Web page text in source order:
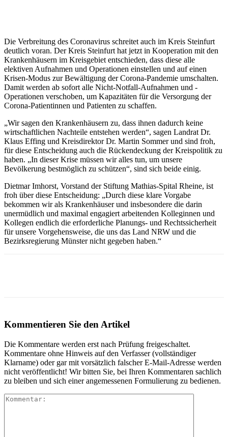
Die Verbreitung des Coronavirus schreitet auch im Kreis Steinfurt
deutlich voran. Der Kreis Steinfurt hat jetzt in Kooperation mit den
Krankenhäusern im Kreisgebiet entschieden, dass diese alle
elektiven Aufnahmen und Operationen einstellen und auf einen
Krisen-Modus zur Bewältigung der Corona-Pandemie umschalten.
Damit werden ab sofort alle Nicht-Notfall-Aufnahmen und -
Operationen verschoben, um Kapazitäten für die Versorgung der
Corona-Patientinnen und Patienten zu schaffen.
„Wir sagen den Krankenhäusern zu, dass ihnen dadurch keine
wirtschaftlichen Nachteile entstehen werden“, sagen Landrat Dr.
Klaus Effing und Kreisdirektor Dr. Martin Sommer und sind froh,
für diese Entscheidung auch die Rückendeckung der Kreispolitik zu
haben. „In dieser Krise müssen wir alles tun, um unsere
Bevölkerung bestmöglich zu schützen“, sind sich beide einig.
Dietmar Imhorst, Vorstand der Stiftung Mathias-Spital Rheine, ist
froh über diese Entscheidung: „Durch diese klare Vorgabe
bekommen wir als Krankenhäuser und insbesondere die darin
unermüdlich und maximal engagiert arbeitenden Kolleginnen und
Kollegen endlich die erforderliche Planungs- und Rechtssicherheit
für unsere Vorgehensweise, die uns das Land NRW und die
Bezirksregierung Münster nicht gegeben haben.“
Kommentieren Sie den Artikel
Die Kommentare werden erst nach Prüfung freigeschaltet.
Kommentare ohne Hinweis auf den Verfasser (vollständiger
Klarname) oder gar mit vorsätzlich falscher E-Mail-Adresse werden
nicht veröffentlicht! Wir bitten Sie, bei Ihren Kommentaren sachlich
zu bleiben und sich einer angemessenen Formulierung zu bedienen.